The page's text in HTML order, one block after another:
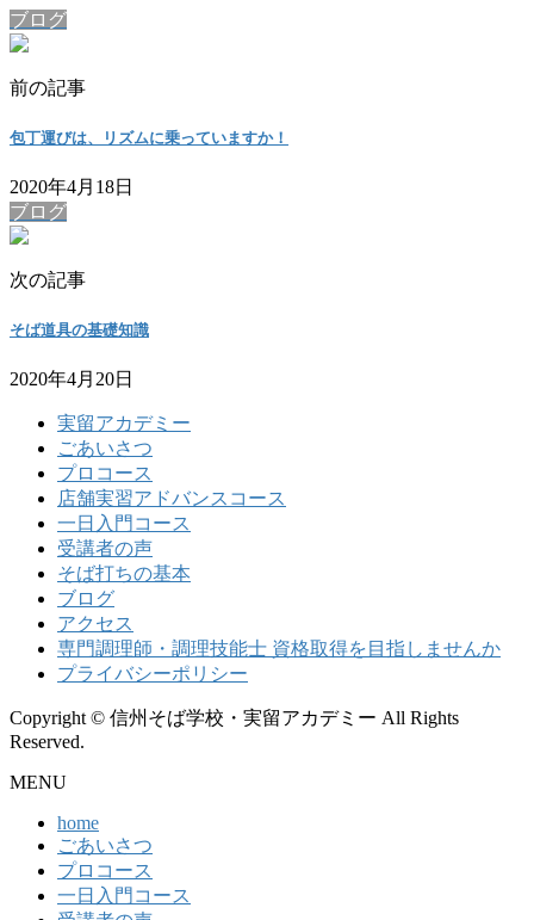
ブログ
前の記事
包丁運びは、リズムに乗っていますか！
2020年4月18日
ブログ
次の記事
そば道具の基礎知識
2020年4月20日
実留アカデミー
ごあいさつ
プロコース
店舗実習アドバンスコース
一日入門コース
受講者の声
そば打ちの基本
ブログ
アクセス
専門調理師・調理技能士 資格取得を目指しませんか
プライバシーポリシー
Copyright © 信州そば学校・実留アカデミー All Rights
Reserved.
MENU
home
ごあいさつ
プロコース
一日入門コース